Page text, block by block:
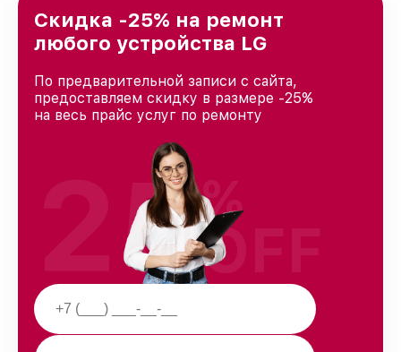
Скидка -25% на ремонт
любого устройства LG
По предварительной записи с сайта,
предоставляем скидку в размере -25%
на весь прайс услуг по ремонту
25%
OFF